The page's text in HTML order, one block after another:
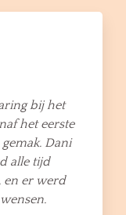
bij het
het eerste
Dani
alle tijd
en er werd